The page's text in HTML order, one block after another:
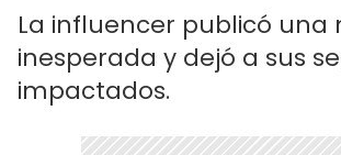
La influencer publicó una
inesperada y dejó a sus
impactados.